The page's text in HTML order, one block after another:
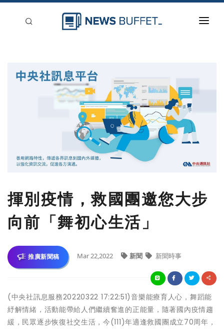
揮別疫情，救國團邀您大步
向前「舞初心生活」
推廣新聞稿 Mar 22,2022 新聞 新聞時事
(中央社訊息服務20220322 17:22:51)音樂能療育人心，舞蹈能
紓解情緒，活動能帶給人們繼續奮進的正能量，隨著國內疫情趨
緩，民眾逐步恢復社交生活，今(111)年適逢救國團成立70周年，